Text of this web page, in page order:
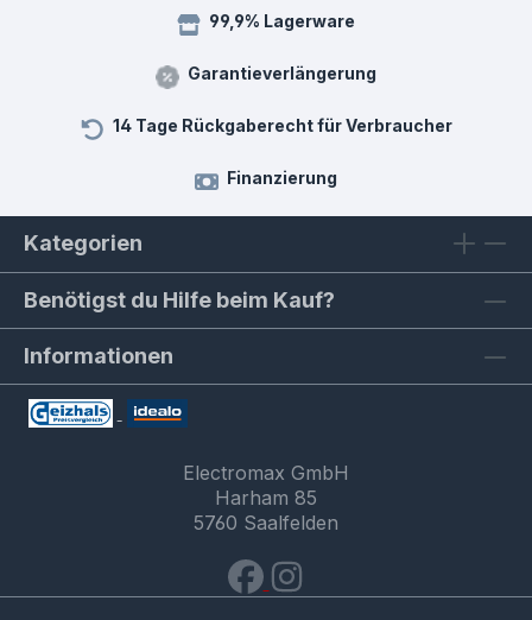
99,9% Lagerware
Garantieverlängerung
14 Tage Rückgaberecht für Verbraucher
Finanzierung
Kategorien
Benötigst du Hilfe beim Kauf?
Informationen
Electromax GmbH
Harham 85
5760 Saalfelden